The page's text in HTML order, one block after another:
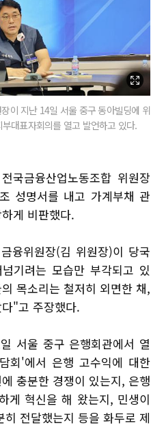
이 지난 14일 서울 중구 동아빌딩에 위
대표자회의를 열고 발언하고 있다.
국금융산업노동조합 위원장
성명서를 내고 가계부채 관
게 비판했다.
융위원장(김 위원장)이 당국
기려는 모습만 부각되고 있
목소리는 철저히 외면한 채,
"고 주장했다.
서울 중구 은행회관에서 열
회'에서 은행 고수익에 대한
충분한 경쟁이 있는지, 은행
게 혁신을 해 왔는지, 민생이
전달했는지 등을 화두로 제